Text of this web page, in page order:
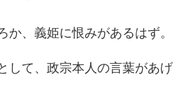
か、義姫に恨みがあるはず。
して、政宗本人の言葉があげ